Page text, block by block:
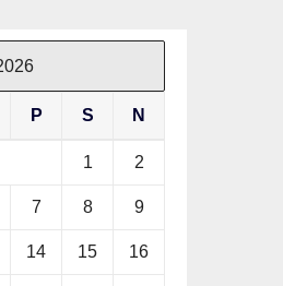
P S N
1 2
7 8 9
14 15 16